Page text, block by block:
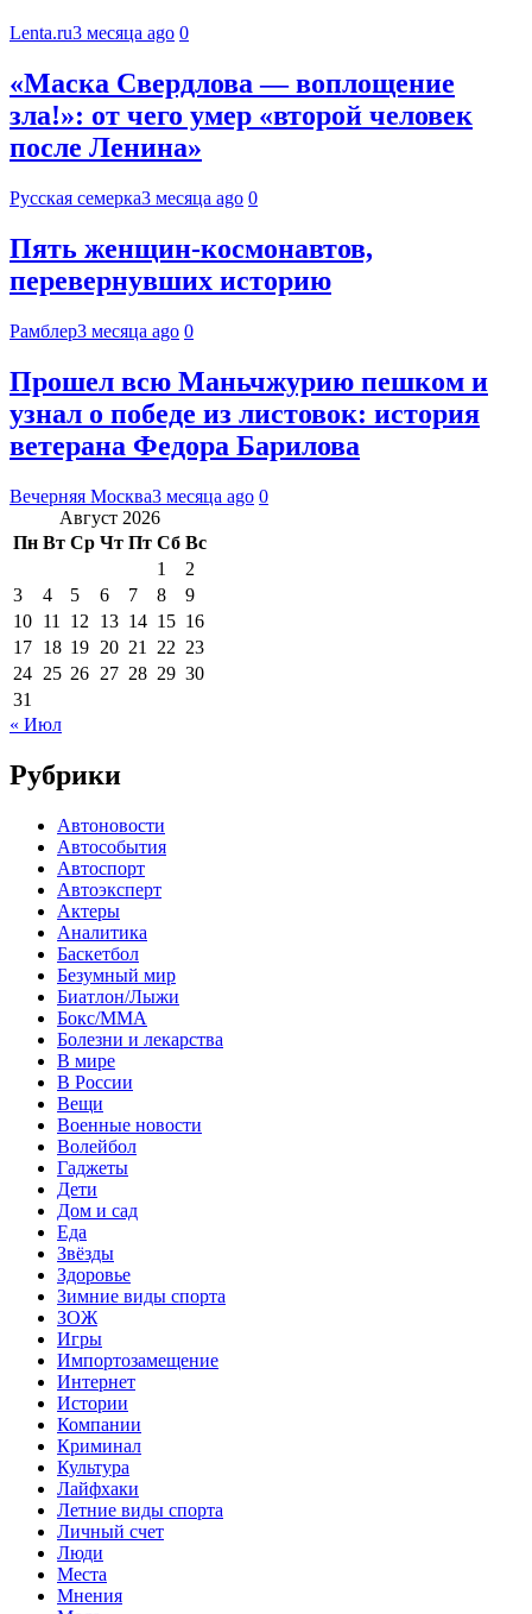
Lenta.ru3 месяца ago 0
«Маска Свердлова — воплощение
зла!»: от чего умер «второй человек
после Ленина»
Русская семерка3 месяца ago 0
Пять женщин-космонавтов,
перевернувших историю
Рамблер3 месяца ago 0
Прошел всю Маньчжурию пешком и
узнал о победе из листовок: история
ветерана Федора Барилова
Вечерняя Москва3 месяца ago 0
Август 2026
Пн Вт Ср Чт Пт Сб Вс
1
2
3
4 5 6 7 8
9
10 11 12 13 14 15 16
17 18 19 20 21 22 23
24 25 26 27 28 29 30
31
« Июл
Рубрики
Автоновости
Автособытия
Автоспорт
Автоэксперт
Актеры
Аналитика
Баскетбол
Безумный мир
Биатлон/Лыжи
Бокс/MMA
Болезни и лекарства
В мире
В России
Вещи
Военные новости
Волейбол
Гаджеты
Дети
Дом и сад
Еда
Звёзды
Здоровье
Зимние виды спорта
ЗОЖ
Игры
Импортозамещение
Интернет
Истории
Компании
Криминал
Культура
Лайфхаки
Летние виды спорта
Личный счет
Люди
Места
Мнения